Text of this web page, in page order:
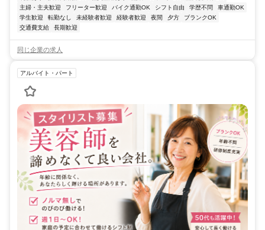
主婦・主夫歓迎
フリーター歓迎 バイク通勤OK シフト自由 学歴不問
車通勤OK
学生歓迎
転勤なし 未経験者歓迎 経験者歓迎 夜間 夕方
ブランクOK
交通費支給
長期歓迎
同じ企業の求人
アルバイト・パート